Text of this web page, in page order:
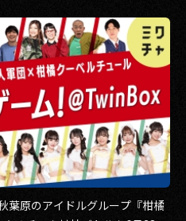
葉原のアイドルグループ『柑橘